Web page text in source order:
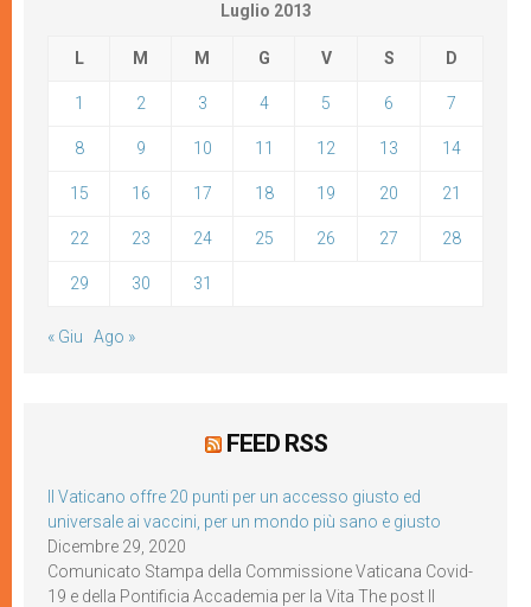
Luglio 2013
L M M G V S D
1 2 3 4 5 6 7
8 9 10 11 12 13 14
15 16 17 18 19 20 21
22 23 24 25 26 27 28
29 30 31
« Giu Ago »
FEED RSS
Il Vaticano offre 20 punti per un accesso giusto ed
universale ai vaccini, per un mondo più sano e giusto
Dicembre 29, 2020
Comunicato Stampa della Commissione Vaticana Covid-
19 e della Pontificia Accademia per la Vita The post Il